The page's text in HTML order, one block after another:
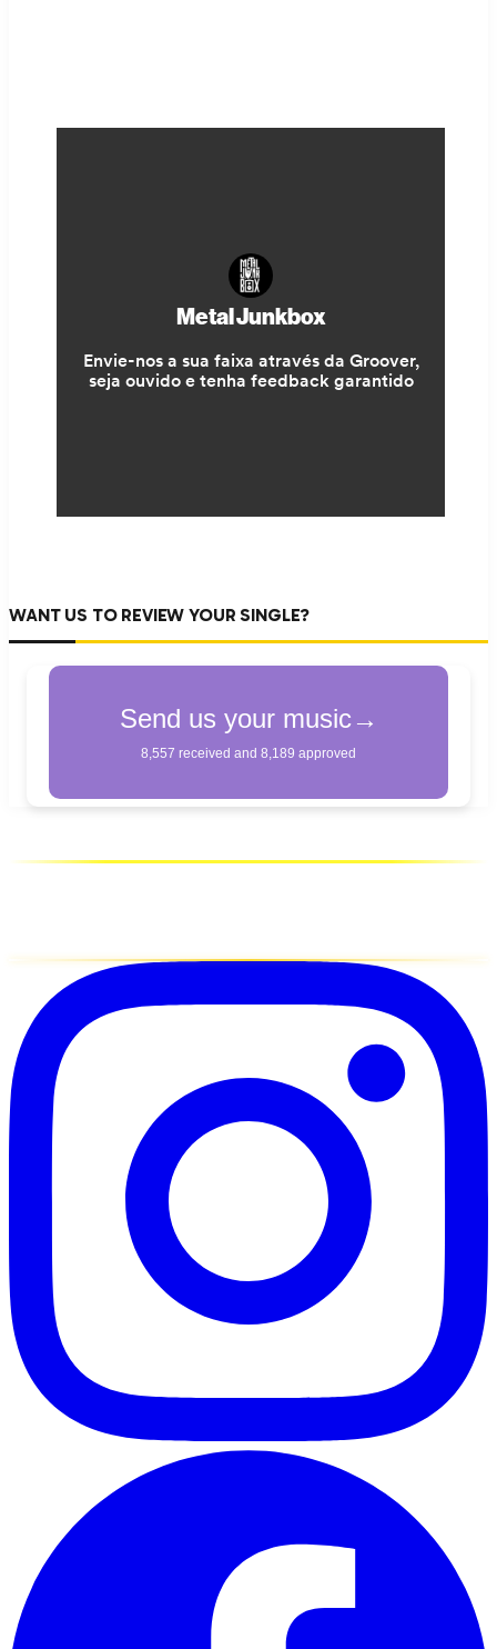
WANT US TO REVIEW YOUR SINGLE?